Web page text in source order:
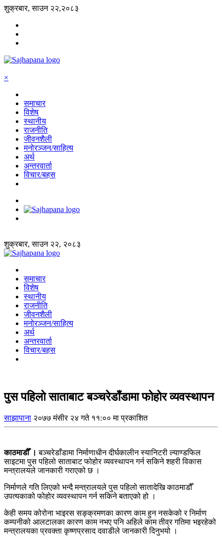
शुक्रबार, साउन २२,२०८३
×
समाचार
विशेष
स्थानीय
राजनीति
जीवनशैली
मनोरञ्जन/साहित्य
अर्थ
अन्तरवार्ता
विचार/बहस
शुक्रबार, साउन २२, २०८३
समाचार
विशेष
स्थानीय
राजनीति
जीवनशैली
मनोरञ्जन/साहित्य
अर्थ
अन्तरवार्ता
विचार/बहस
पुस पहिलो साताबाट बञ्चरेडाँडामा फोहोर व्यवस्थापन
साझापाना २०७७ मंसीर २४ गते ११:०० मा प्रकाशित
काठमाडौँ । बञ्चरेडाँडामा निर्माणाधीन दीर्घकालीन स्यानिटरी ल्याण्डफिल
साइटमा पुस पहिलो साताबाट फोहोर व्यवस्थापन गर्न सकिने शहरी विकास
मन्त्रालयले जानकारी गराएको छ ।
निर्माणले गति लिएको भन्दै मन्त्रालयले पुस पहिलो सातादेखि काठमाडौँ
उपत्यकाको फोहोर व्यवस्थापन गर्न सकिने बताएको हो ।
केही समय कोरोना भाइरस सङ्क्रमणका कारण काम हुन नसकेको र निर्माण
कम्पनीको आलटालका कारण काम नभए पनि अहिले काम तीव्र गतिमा भइरहेको
मन्त्रालयका प्रवक्ता कृष्णप्रसाद दवाडीले जानकारी दिनुभयो ।